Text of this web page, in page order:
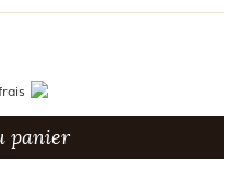
panier